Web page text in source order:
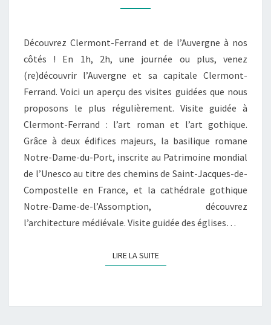
Découvrez Clermont-Ferrand et de l’Auvergne à nos
côtés ! En 1h, 2h, une journée ou plus, venez
(re)découvrir l’Auvergne et sa capitale Clermont-
Ferrand. Voici un aperçu des visites guidées que nous
proposons le plus régulièrement. Visite guidée à
Clermont-Ferrand : l’art roman et l’art gothique.
Grâce à deux édifices majeurs, la basilique romane
Notre-Dame-du-Port, inscrite au Patrimoine mondial
de l’Unesco au titre des chemins de Saint-Jacques-de-
Compostelle en France, et la cathédrale gothique
Notre-Dame-de-l’Assomption, découvrez
l’architecture médiévale. Visite guidée des églises…
LIRE LA SUITE